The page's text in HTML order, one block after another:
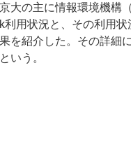
大の主に情報環境機構
利用状況と、その利用
を紹介した。その詳細
いう。